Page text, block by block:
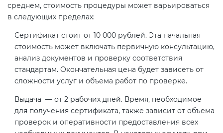
среднем, стоимость процедуры может варьироваться
в следующих пределах:
Сертификат стоит от 10 000 рублей. Эта начальная
стоимость может включать первичную консультацию,
анализ документов и проверку соответствия
стандартам. Окончательная цена будет зависеть от
сложности услуг и объема работ по проверке.
Выдача — от 2 рабочих дней. Время, необходимое
для получения сертификата, также зависит от объема
проверок и оперативности предоставления всех